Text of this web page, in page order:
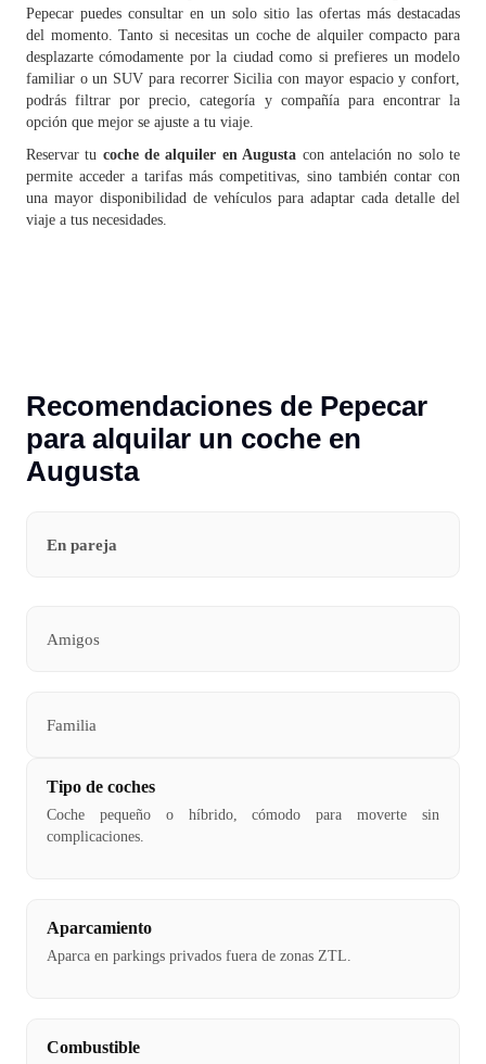
Pepecar puedes consultar en un solo sitio las ofertas más destacadas
del momento. Tanto si necesitas un coche de alquiler compacto para
desplazarte cómodamente por la ciudad como si prefieres un modelo
familiar o un SUV para recorrer Sicilia con mayor espacio y confort,
podrás filtrar por precio, categoría y compañía para encontrar la
opción que mejor se ajuste a tu viaje.
Reservar tu coche de alquiler en Augusta con antelación no solo te
permite acceder a tarifas más competitivas, sino también contar con
una mayor disponibilidad de vehículos para adaptar cada detalle del
viaje a tus necesidades.
Recomendaciones de Pepecar
para alquilar un coche en
Augusta
En pareja
Amigos
Familia
Tipo de coches
Coche pequeño o híbrido, cómodo para moverte sin
complicaciones.
Aparcamiento
Aparca en parkings privados fuera de zonas ZTL.
Combustible